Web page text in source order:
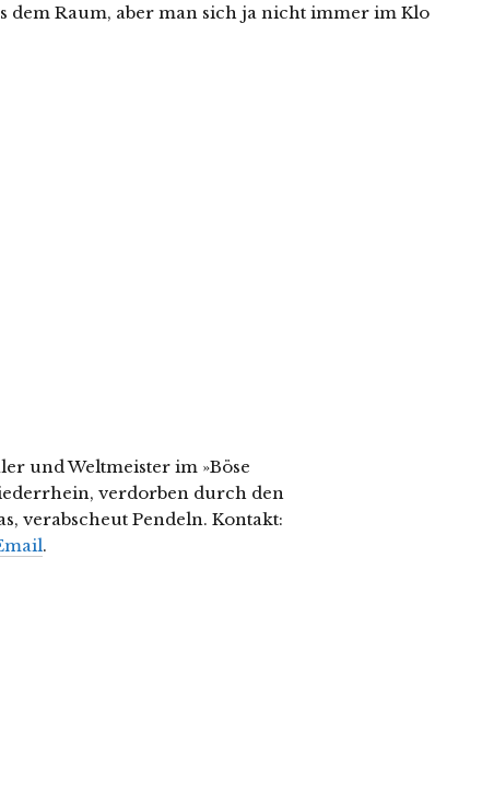
dem Raum, aber man sich ja nicht immer im Klo
und Weltmeister im »Böse
verdorben durch den
verabscheut Pendeln. Kontakt:
.